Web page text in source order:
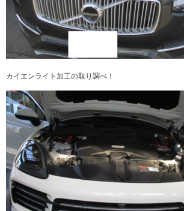
カイエンライト加工の取り調べ！